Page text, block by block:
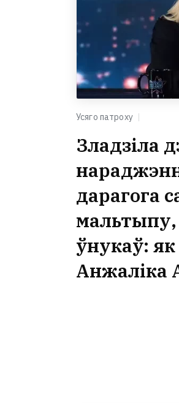
Усяго патроху
Зладзіла
дарагога
ўнукаў:
Анжаліка